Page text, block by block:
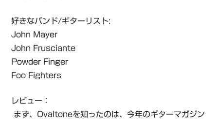
好きなバンド/ギターリスト:
John Mayer
John Frusciante
Powder Finger
Foo Fighters
レビュー：
まず、Ovaltoneを知ったのは、今年のギターマガジン